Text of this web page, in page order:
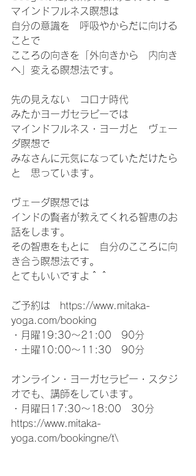
マインドフルネス瞑想は
自分の意識を　呼吸やからだに向ける
ことで
こころの向きを「外向きから　内向き
へ」変える瞑想法です。
先の見えない　コロナ時代
みたかヨーガセラピーでは
マインドフルネス・ヨーガと　ヴェー
ダ瞑想で
みなさんに元気になっていただけたら
と　思っています。
ヴェーダ瞑想では
インドの賢者が教えてくれる智恵のお
話をします。
その智恵をもとに　自分のこころに向
き合う瞑想法です。
とてもいいですよ＾＾
ご予約は　https://www.mitaka-
yoga.com/booking
・月曜19:30～21:00　90分
・土曜10:00～11:30　90分
オンライン・ヨーガセラピー・スタジ
オでも、講師をしています。
・月曜日17:30～18:00　30分
https://www.mitaka-
yoga.com/bookingne/t\